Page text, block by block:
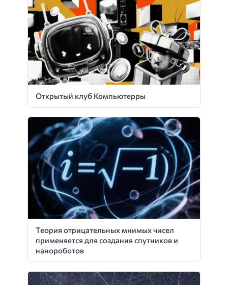
Открытый клуб Компьютерры
Теория отрицательных мнимых чисел
применяется для создания спутников и
нанороботов